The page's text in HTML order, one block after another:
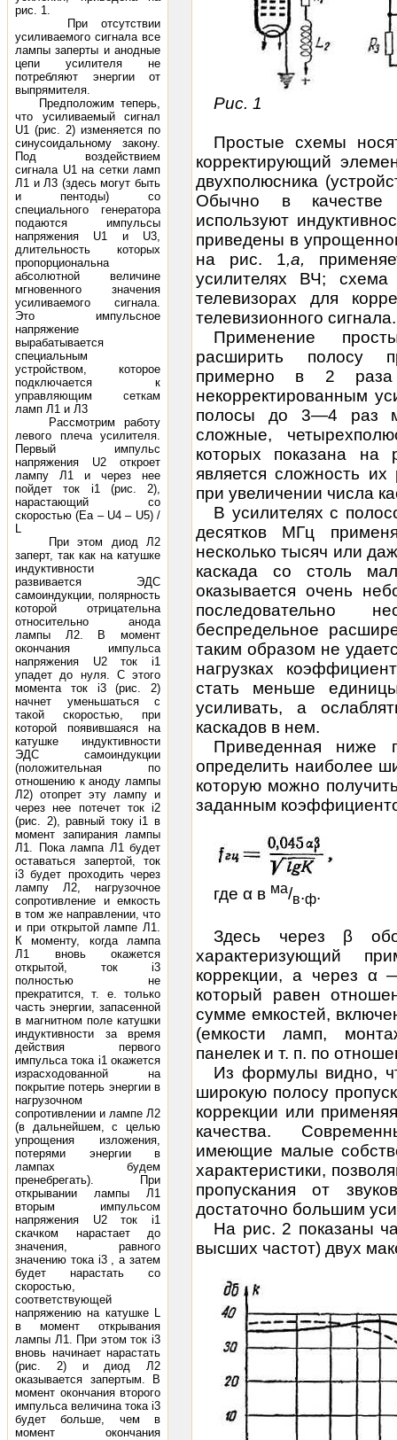
рис. 1.
При отсутствии
усиливаемого сигнала все
лампы заперты и анодные
цепи усилителя не
потребляют энергии от
выпрямителя.
Предположим теперь,
что усиливаемый сигнал
U1 (рис. 2) изменяется по
синусоидальному закону.
Под воздействием
сигнала U1 на сетки ламп
Л1 и Л3 (здесь могут быть
и пентоды) со
специального генератора
подаются импульсы
напряжения U1 и U3,
длительность которых
пропорциональна
абсолютной величине
мгновенного значения
усиливаемого сигнала.
Это импульсное
напряжение
вырабатывается
специальным
устройством, которое
подключается к
управляющим сеткам
ламп Л1 и Л3
Рассмотрим работу
левого плеча усилителя.
Первый импульс
напряжения U2 откроет
лампу Л1 и через нее
пойдет ток i1 (рис. 2),
нарастающий со
скоростью (Ea – U4 – U5) /
L
При этом диод Л2
заперт, так как на катушке
индуктивности
развивается ЭДС
самоиндукции, полярность
которой отрицательна
относительно анода
лампы Л2. В момент
окончания импульса
напряжения U2 ток i1
упадет до нуля. С этого
момента ток i3 (рис. 2)
начнет уменьшаться с
такой скоростью, при
которой появившаяся на
катушке индуктивности
ЭДС самоиндукции
(положительная по
отношению к аноду лампы
Л2) отопрет эту лампу и
через нее потечет ток i2
(рис. 2), равный току i1 в
момент запирания лампы
Л1. Пока лампа Л1 будет
оставаться запертой, ток
i3 будет проходить через
лампу Л2, нагрузочное
сопротивление и емкость
в том же направлении, что
и при открытой лампе Л1.
К моменту, когда лампа
Л1 вновь окажется
открытой, ток i3
полностью не
прекратится, т. е. только
часть энергии, запасенной
в магнитном поле катушки
индуктивности за время
действия первого
импульса тока i1 окажется
израсходованной на
покрытие потерь энергии в
нагрузочном
сопротивлении и лампе Л2
(в дальнейшем, с целью
упрощения изложения,
потерями энергии в
лампах будем
пренебрегать). При
открывании лампы Л1
вторым импульсом
напряжения U2 ток i1
скачком нарастает до
значения, равного
значению тока i3 , а затем
будет нарастать со
скоростью,
соответствующей
напряжению на катушке L
в момент открывания
лампы Л1. При этом ток i3
вновь начинает нарастать
(рис. 2) и диод Л2
оказывается запертым. В
момент окончания второго
импульса величина тока i3
будет больше, чем в
момент окончания
Рис. 1
Простые схемы
корректирующий
двухполюсника
Обычно в качестве
используют
приведены в
на рис. 1,а,
усилителях ВЧ;
телевизорах для
телевизионного сигнала.
Применение
расширить полосу
примерно в 2
некорректированным
полосы до 3—4 раз
сложные,
которых показана на
является сложность
при увеличении числа
В усилителях с
десятков МГц
несколько тысяч или
каскада со столь
оказывается очень
последовательно
беспредельное
таким образом не
нагрузках
стать меньше
усиливать, а
каскадов в нем.
Приведенная ниже
определить наиболее
которую можно
заданным
где α в ма/в.ф.
Здесь через β
характеризующий
коррекции, а через α
который равен
сумме емкостей,
(емкости ламп,
панелек и т. п. по
Из формулы видно,
широкую полосу
коррекции или
качества.
имеющие малые
характеристики,
пропускания от
достаточно большим
На рис. 2 показаны
высших частот) двух